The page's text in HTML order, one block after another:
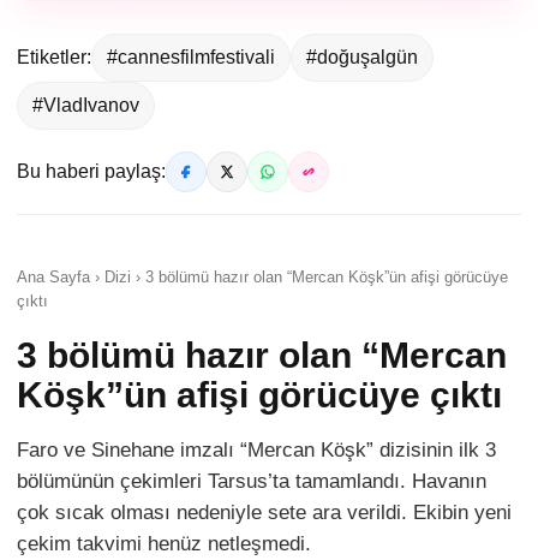
Etiketler: #cannesfilmfestivali #doğuşalgün
#VladIvanov
Bu haberi paylaş:
Ana Sayfa › Dizi › 3 bölümü hazır olan “Mercan Köşk”ün afişi görücüye
çıktı
3 bölümü hazır olan “Mercan
Köşk”ün afişi görücüye çıktı
Faro ve Sinehane imzalı “Mercan Köşk” dizisinin ilk 3
bölümünün çekimleri Tarsus’ta tamamlandı. Havanın
çok sıcak olması nedeniyle sete ara verildi. Ekibin yeni
çekim takvimi henüz netleşmedi.